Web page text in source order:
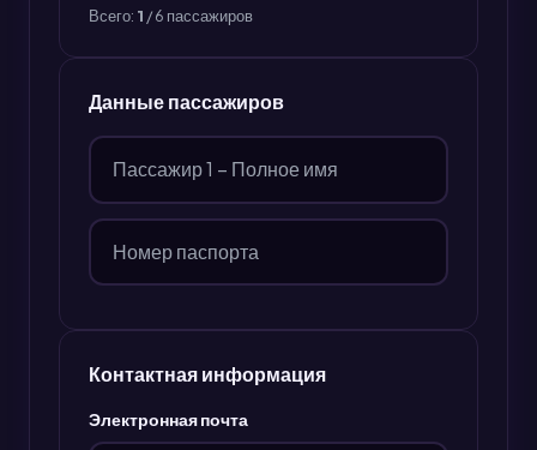
Всего: 1 / 6 пассажиров
Данные пассажиров
Контактная информация
Электронная почта